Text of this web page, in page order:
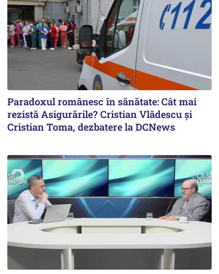
Paradoxul românesc în sănătate: Cât mai
rezistă Asigurările? Cristian Vlădescu și
Cristian Toma, dezbatere la DCNews